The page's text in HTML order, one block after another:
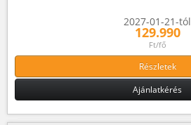
2027-01-21-tól
129.990
Ft/fő
Részletek
Ajánlatkérés